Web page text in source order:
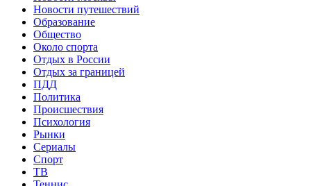
Новости путешествий
Образование
Общество
Около спорта
Отдых в России
Отдых за границей
ПДД
Политика
Происшествия
Психология
Рынки
Сериалы
Спорт
ТВ